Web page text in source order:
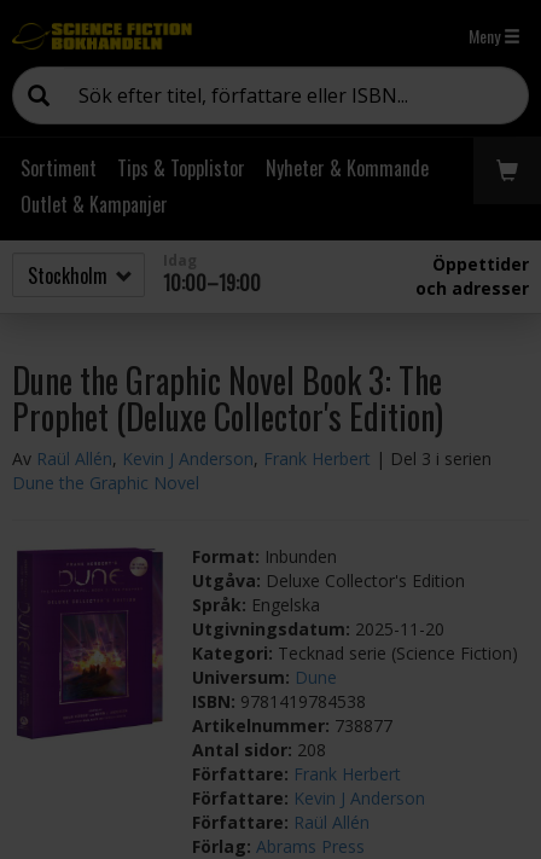
Meny
Sortiment Tips & Topplistor
Nyheter & Kommande
Outlet & Kampanjer
10:00–19:00
Öppettider
och adresser
Dune the Graphic Novel Book 3: The
Prophet (Deluxe Collector's Edition)
Av Raül Allén, Kevin J Anderson, Frank Herbert | Del 3 i serien
Dune the Graphic Novel
Format: Inbunden
Utgåva: Deluxe Collector's Edition
Språk: Engelska
Utgivningsdatum: 2025-11-20
Kategori: Tecknad serie (Science Fiction)
Universum: Dune
ISBN: 9781419784538
Artikelnummer: 738877
Antal sidor: 208
Författare: Frank Herbert
Författare: Kevin J Anderson
Författare: Raül Allén
Förlag:Abrams Press